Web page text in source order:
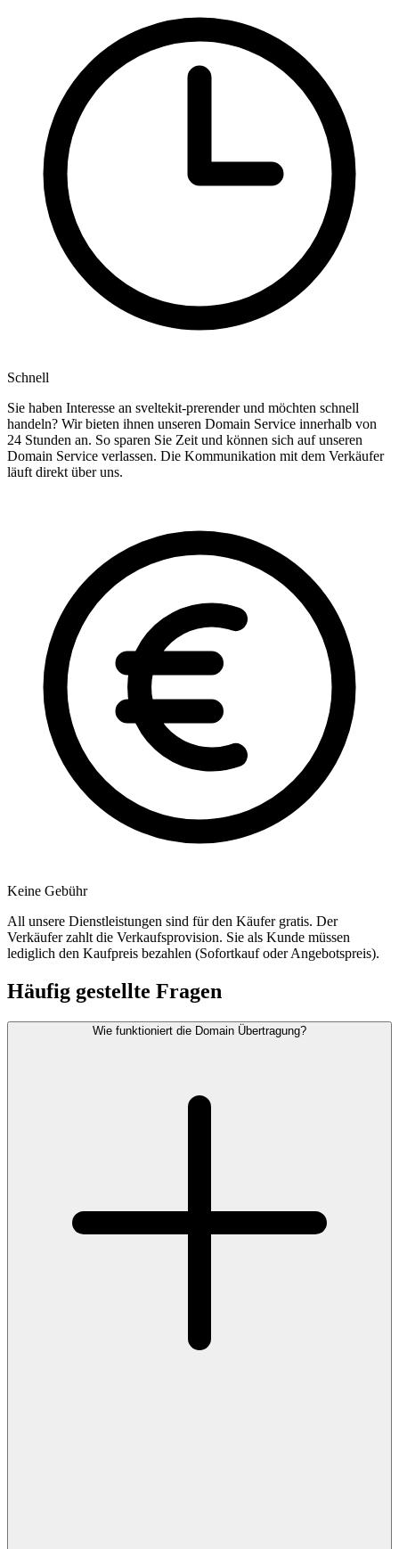
Schnell
Sie haben Interesse an sveltekit-prerender und möchten schnell
handeln? Wir bieten ihnen unseren Domain Service innerhalb von
24 Stunden an. So sparen Sie Zeit und können sich auf unseren
Domain Service verlassen. Die Kommunikation mit dem Verkäufer
läuft direkt über uns.
Keine Gebühr
All unsere Dienstleistungen sind für den Käufer gratis. Der
Verkäufer zahlt die Verkaufsprovision. Sie als Kunde müssen
lediglich den Kaufpreis bezahlen (Sofortkauf oder Angebotspreis).
Häufig gestellte Fragen
Wie funktioniert die Domain Übertragung?